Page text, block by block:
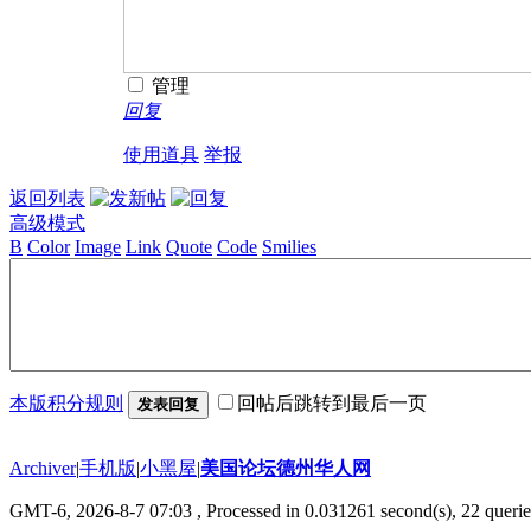
管理
回复
使用道具 举报
返回列表
高级模式
B Color Image Link Quote Code Smilies
本版积分规则 发表回复 回帖后跳转到最后一页
Archiver|手机版|小黑屋|美国论坛德州华人网
GMT-6, 2026-8-7 07:03 , Processed in 0.031261 second(s), 22